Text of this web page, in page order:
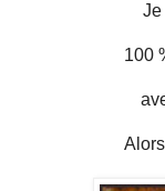
Je
100